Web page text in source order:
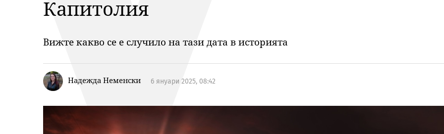
Капитолия
Вижте какво се е случило на тази дата в историята
Надежда Неменски 6 януари 2025, 08:42